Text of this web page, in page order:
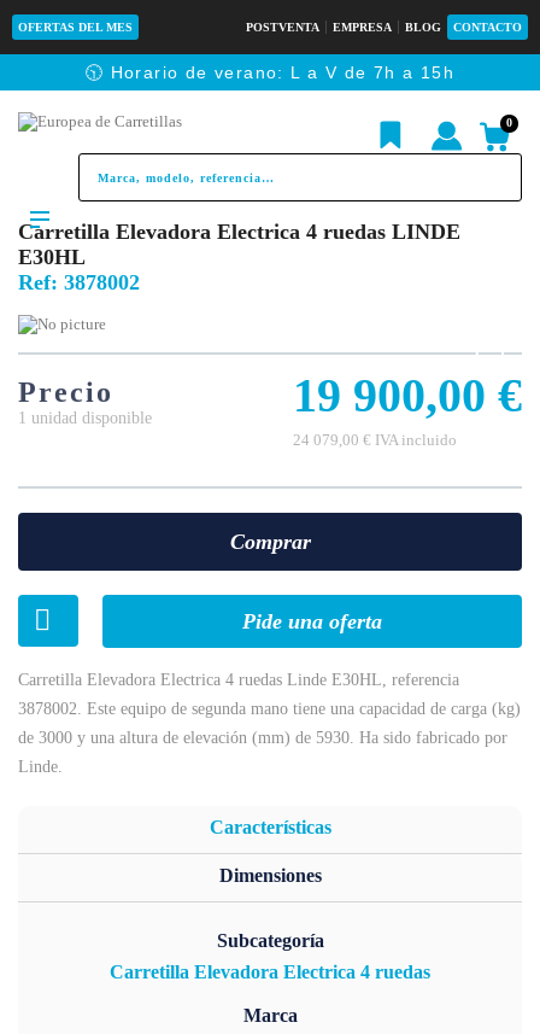
OFERTAS DEL MES POSTVENTA EMPRESA BLOG CONTACTO
🕥 Horario de verano: L a V de 7h a 15h
0
Carretilla Elevadora Electrica 4 ruedas LINDE
E30HL
Ref: 3878002
Carretilla Elevadora Electrica 4 ruedas Linde E30HL, referencia
3878002. Este equipo de segunda mano tiene una capacidad de carga (kg)
de 3000 y una altura de elevación (mm) de 5930. Ha sido fabricado por
Linde.
Precio
1 unidad disponible 19 900,00 €
24 079,00 € IVA incluido
Comprar
Pide una oferta
Características
Subcategoría
Carretilla Elevadora Electrica 4 ruedas
Marca
Dimensiones